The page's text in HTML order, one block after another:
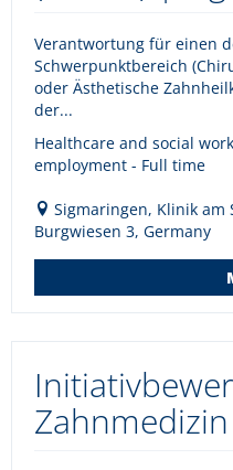
Verantwortung für einen
Schwerpunktbereich
oder Ästhetische
der...
Healthcare and social
employment - Full time
Sigmaringen, Klinik am
Burgwiesen 3, Germany